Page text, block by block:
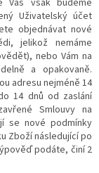
Uživatelský účet
objednávat nové
jelikož nemáme
nebo Vám na
a opakovaně.
adresu nejméně 14
14 dnů od zaslání
Smlouvy na
se nové podmínky
Zboží následující po
podáte, činí 2